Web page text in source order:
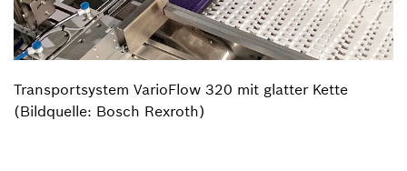
Transportsystem VarioFlow 320 mit glatter Kette
(Bildquelle: Bosch Rexroth)